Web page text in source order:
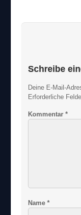
Schreibe
Deine E-Mail-
Erforderliche
Kommentar*
Name*